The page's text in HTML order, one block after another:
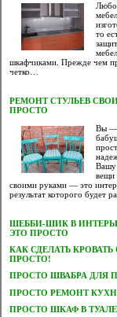
то
шкафчиками. Прежде чем
четко…
РЕМОНТ СТУЛЬЕВ
ПРОСТО
Вы —
Вашу
вещи
своими руками — это
результат которого будет
ШЕББИ-ШИК В
ЭТО ПРОСТО
КАК СДЕЛАТЬ
ПРОСТО!
ПРОСТО ШВАБРА ДЛЯ
ПРОСТО РЕМОНТ
ПРОСТО ШКАФ В